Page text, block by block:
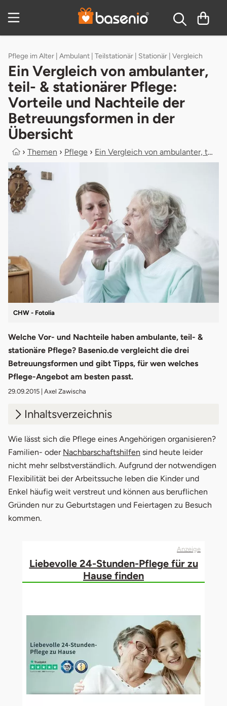
Inhaltsverzeichnis
Pflege im Alter | Ambulant | Teilstationär | Stationär | Vergleich
Ein Vergleich von ambulanter,
teil- & stationärer Pflege:
Vorteile und Nachteile der
Betreuungsformen in der
Übersicht
› Themen › Pflege › Ein Vergleich von ambulanter, teil-...
CHW - Fotolia
Welche Vor- und Nachteile haben ambulante, teil- &
stationäre Pflege? Basenio.de vergleicht die drei
Betreuungsformen und gibt Tipps, für wen welches
Pflege-Angebot am besten passt.
29.09.2015 | Axel Zawischa
Inhaltsverzeichnis
1. Ambulante Pflege
2.
Teilstationäre Pflege
3. Stationäre Pflege
4. Vor- & Nachteile im Überblick
Wie lässt sich die Pflege eines Angehörigen organisieren?
Familien- oder Nachbarschaftshilfen sind heute leider
nicht mehr selbstverständlich. Aufgrund der notwendigen
Flexibilität bei der Arbeitssuche leben die Kinder und
Enkel häufig weit verstreut und können aus beruflichen
Gründen nur zu Geburtstagen und Feiertagen zu Besuch
kommen.
Anzeige
Liebevolle 24-Stunden-Pflege für zu
Hause finden